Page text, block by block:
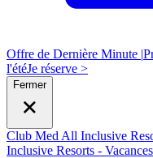
Offre de Dernière Minute |
l'étéJe réserve >
Fermer
Club Med All Inclusive
Inclusive Resorts -